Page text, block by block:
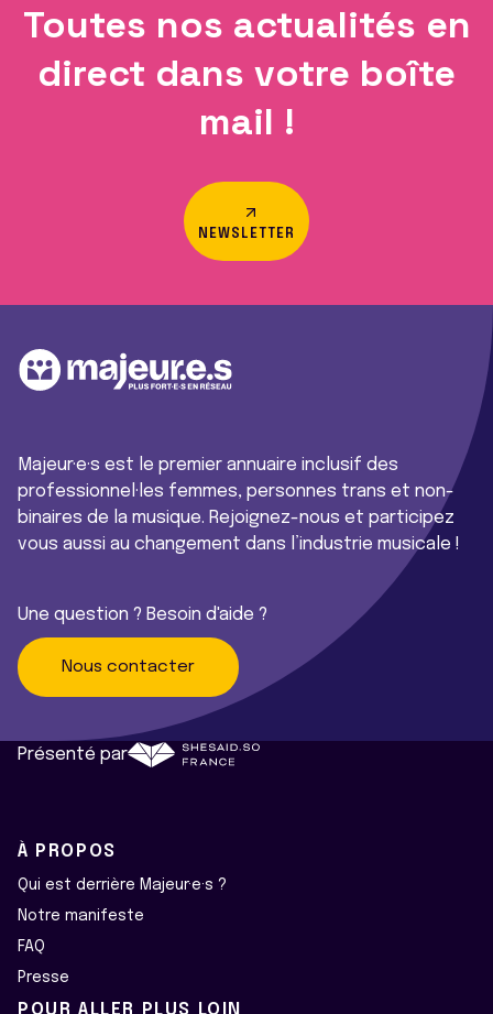
Toutes nos actualités en
direct dans votre boîte
mail !
NEWSLETTER
Majeur·e·s est le premier annuaire inclusif des
professionnel·les femmes, personnes trans et non-
binaires de la musique. Rejoignez-nous et participez
vous aussi au changement dans l’industrie musicale !
Une question ? Besoin d'aide ?
Nous contacter
Présenté par
À PROPOS
Qui est derrière Majeur·e·s ?
Notre manifeste
FAQ
Presse
POUR ALLER PLUS LOIN